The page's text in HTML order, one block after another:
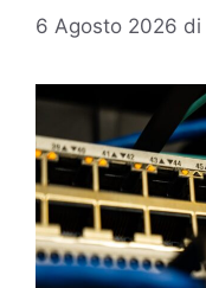
6 Agosto 2026 di